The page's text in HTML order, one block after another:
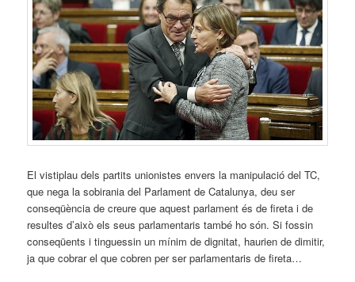
El vistiplau dels partits unionistes envers la manipulació del TC,
que nega la sobirania del Parlament de Catalunya, deu ser
conseqüència de creure que aquest parlament és de fireta i de
resultes d’això els seus parlamentaris també ho són. Si fossin
conseqüents i tinguessin un mínim de dignitat, haurien de dimitir,
ja que cobrar el que cobren per ser parlamentaris de fireta…